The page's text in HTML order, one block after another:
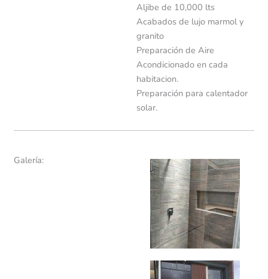
Aljibe de 10,000 lts
Acabados de lujo marmol y
granito
Preparación de Aire
Acondicionado en cada
habitacion.
Preparación para calentador
solar.
Galería: